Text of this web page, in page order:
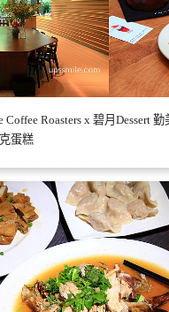
Coffee Roasters x 碧月Dessert
蛋糕